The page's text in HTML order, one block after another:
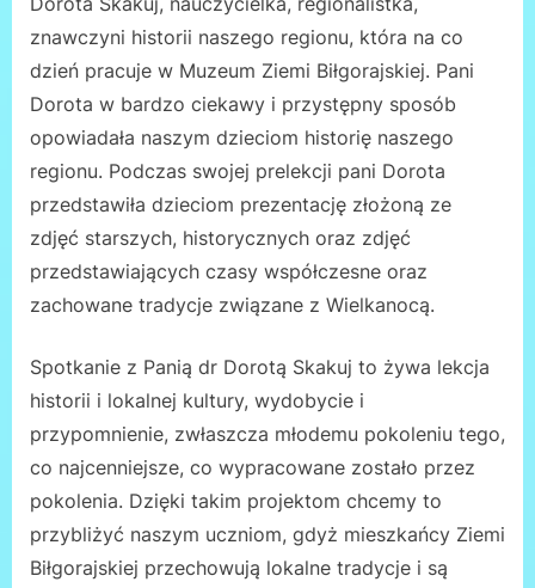
znawczyni historii naszego regionu, która na co
dzień pracuje w Muzeum Ziemi Biłgorajskiej. Pani
Dorota w bardzo ciekawy i przystępny sposób
opowiadała naszym dzieciom historię naszego
regionu. Podczas swojej prelekcji pani Dorota
przedstawiła dzieciom prezentację złożoną ze
zdjęć starszych, historycznych oraz zdjęć
przedstawiających czasy współczesne oraz
zachowane tradycje związane z Wielkanocą.
Spotkanie z Panią dr Dorotą Skakuj to żywa lekcja
historii i lokalnej kultury, wydobycie i
przypomnienie, zwłaszcza młodemu pokoleniu tego,
co najcenniejsze, co wypracowane zostało przez
pokolenia. Dzięki takim projektom chcemy to
przybliżyć naszym uczniom, gdyż mieszkańcy Ziemi
Biłgorajskiej przechowują lokalne tradycje i są